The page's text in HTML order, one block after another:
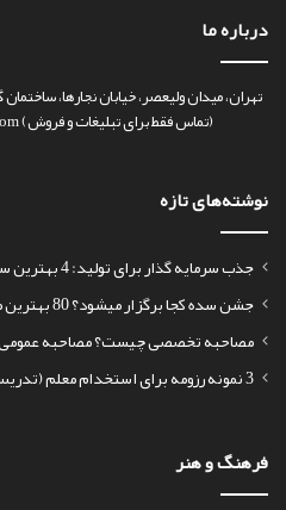
درباره ما
(تماس فقط برای تبلیغات و فروش) myminamymina7@gmail.com
نوشته‌های تازه
جذب سرمایه گذار برای تولید: 4 بهترین سایت یافتن سرمایه گذار
جشن سده کجا برگزار میشود؟ 80 بهترین متن جشن سده
مصاحبه تخصصی چیست؟ مصاحبه عمومی
3 نمونه رزومه برای استخدام معلم (تدریس ابتدایی تا دانشگاه)
فرهنگ و هنر